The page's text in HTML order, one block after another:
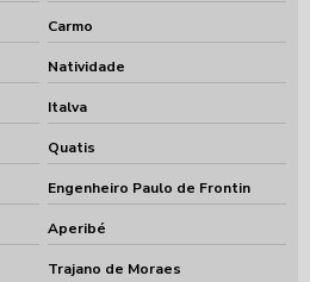
Carmo
Natividade
Italva
Quatis
Engenheiro Paulo de Frontin
Aperibé
Trajano de Moraes